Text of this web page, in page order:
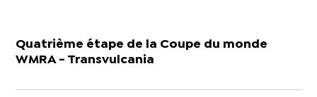
Quatrième étape de la Coupe du monde
WMRA - Transvulcania